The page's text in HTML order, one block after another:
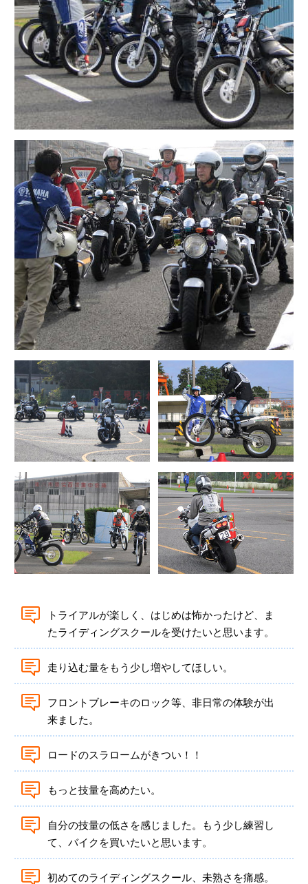
トライアルが楽しく、はじめは怖かったけど、ま
たライディングスクールを受けたいと思います。
走り込む量をもう少し増やしてほしい。
フロントブレーキのロック等、非日常の体験が出
来ました。
ロードのスラロームがきつい！！
もっと技量を高めたい。
自分の技量の低さを感じました。もう少し練習し
て、バイクを買いたいと思います。
初めてのライディングスクール、未熟さを痛感。